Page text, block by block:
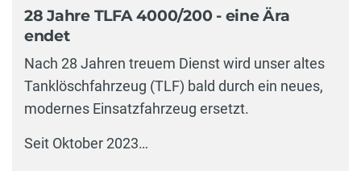
28 Jahre TLFA 4000/200 - eine Ära
endet
Nach 28 Jahren treuem Dienst wird unser altes
Tanklöschfahrzeug (TLF) bald durch ein neues,
modernes Einsatzfahrzeug ersetzt.
Seit Oktober 2023…